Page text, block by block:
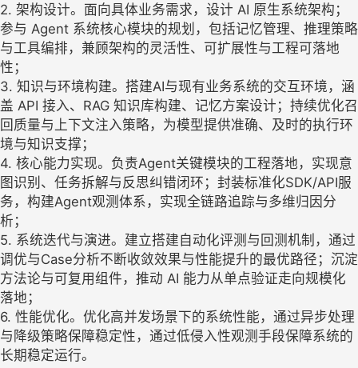
2. 架构设计。面向具体业务需求，设计 AI 原生系统架构；
参与 Agent 系统核心模块的规划，包括记忆管理、推理策略
与工具编排，兼顾架构的灵活性、可扩展性与工程可落地
性；
3. 知识与环境构建。搭建AI与现有业务系统的交互环境，涵
盖 API 接入、RAG 知识库构建、记忆方案设计；持续优化召
回质量与上下文注入策略，为模型提供准确、及时的执行环
境与知识支撑；
4. 核心能力实现。负责Agent关键模块的工程落地，实现意
图识别、任务拆解与反思纠错闭环；封装标准化SDK/API服
务，构建Agent观测体系，实现全链路追踪与多维归因分
析；
5. 系统迭代与演进。建立搭建自动化评测与回测机制，通过
调优与Case分析不断收敛效果与性能提升的最优路径；沉淀
方法论与可复用组件，推动 AI 能力从单点验证走向规模化
落地；
6. 性能优化。优化高并发场景下的系统性能，通过异步处理
与降级策略保障稳定性，通过低侵入性观测手段保障系统的
长期稳定运行。